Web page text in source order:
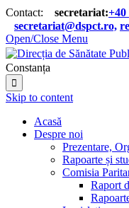
Contact: secretariat:+40
secretariat@dspct.ro,
Open/Close Menu
Constanța

Skip to content
Acasă
Despre noi
Prezentare,
Rapoarte și
Comisia
Raport